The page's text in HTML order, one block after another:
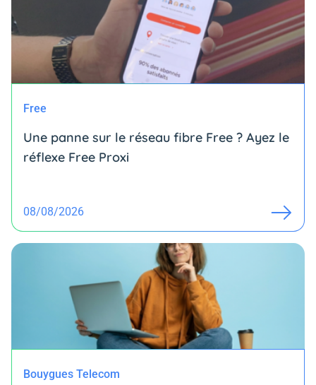
Free
Une panne sur le réseau fibre Free ? Ayez le
réflexe Free Proxi
08/08/2026
Bouygues Telecom